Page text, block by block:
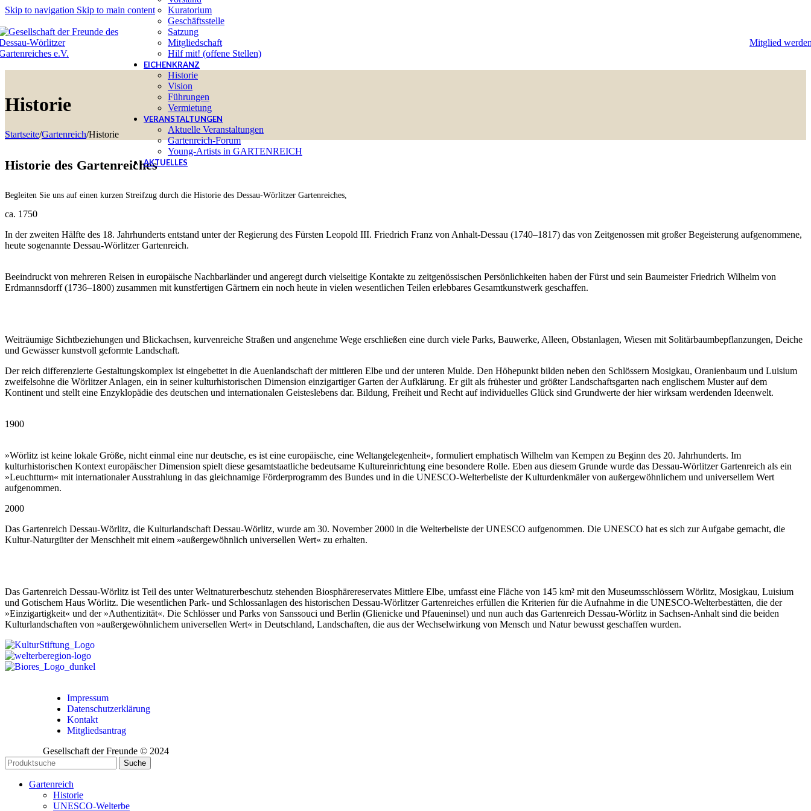
Skip to navigation Skip to main content
Kuratorium
Geschäftsstelle
Satzung
Mitgliedschaft
Hilf mit! (offene Stellen)
EICHENKRANZ
Historie
Vision
Führungen
Vermietung
VERANSTALTUNGEN
Aktuelle Veranstaltungen
Gartenreich-Forum
Young-Artists in GARTENREICH
AKTUELLES
Mitglied
Historie
Startseite/Gartenreich/Historie
Historie des Gartenreiches
Begleiten Sie uns auf einen kurzen Streifzug durch die Historie des Dessau-Wörlitzer Gartenreiches,
ca. 1750
In der zweiten Hälfte des 18. Jahrhunderts entstand unter der Regierung des Fürsten Leopold III. Friedrich Franz von Anhalt-Dessau (1740–1817) das von Zeitgenossen mit großer Begeisterung aufgenommene,
heute sogenannte Dessau-Wörlitzer Gartenreich.
Beeindruckt von mehreren Reisen in europäische Nachbarländer und angeregt durch vielseitige Kontakte zu zeitgenössischen Persönlichkeiten haben der Fürst und sein Baumeister Friedrich Wilhelm von
Erdmannsdorff (1736–1800) zusammen mit kunstfertigen Gärtnern ein noch heute in vielen wesentlichen Teilen erlebbares Gesamtkunstwerk geschaffen.
Weiträumige Sichtbeziehungen und Blickachsen, kurvenreiche Straßen und angenehme Wege erschließen eine durch viele Parks, Bauwerke, Alleen, Obstanlagen, Wiesen mit Solitärbaumbepflanzungen, Deiche
und Gewässer kunstvoll geformte Landschaft.
Der reich differenzierte Gestaltungskomplex ist eingebettet in die Auenlandschaft der mittleren Elbe und der unteren Mulde. Den Höhepunkt bilden neben den Schlössern Mosigkau, Oranienbaum und Luisium
zweifelsohne die Wörlitzer Anlagen, ein in seiner kulturhistorischen Dimension einzigartiger Garten der Aufklärung. Er gilt als frühester und größter Landschaftsgarten nach englischem Muster auf dem
Kontinent und stellt eine Enzyklopädie des deutschen und internationalen Geisteslebens dar. Bildung, Freiheit und Recht auf individuelles Glück sind Grundwerte der hier wirksam werdenden Ideenwelt.
1900
»Wörlitz ist keine lokale Größe, nicht einmal eine nur deutsche, es ist eine europäische, eine Weltangelegenheit«, formuliert emphatisch Wilhelm van Kempen zu Beginn des 20. Jahrhunderts. Im
kulturhistorischen Kontext europäischer Dimension spielt diese gesamtstaatliche bedeutsame Kultureinrichtung eine besondere Rolle. Eben aus diesem Grunde wurde das Dessau-Wörlitzer Gartenreich als ein
»Leuchtturm« mit internationaler Ausstrahlung in das gleichnamige Förderprogramm des Bundes und in die UNESCO-Welterbeliste der Kulturdenkmäler von außergewöhnlichem und universellem Wert
aufgenommen.
2000
Das Gartenreich Dessau-Wörlitz, die Kulturlandschaft Dessau-Wörlitz, wurde am 30. November 2000 in die Welterbeliste derUNESCO aufgenommen. Die UNESCO hat es sich zur Aufgabe gemacht, die
Kultur-Naturgüter der Menschheit mit einem »außergewöhnlich universellen Wert« zu erhalten.
Das Gartenreich Dessau-Wörlitz ist Teil des unter Weltnaturerbeschutz stehenden Biosphärereservates Mittlere Elbe, umfasst eine Fläche von 145 km² mit den Museumsschlössern Wörlitz, Mosigkau, Luisium
und Gotischem Haus Wörlitz. Die wesentlichen Park- und Schlossanlagen des historischen Dessau-Wörlitzer Gartenreiches erfüllen die Kriterien für die Aufnahme in die UNESCO-Welterbestätten, die der
»Einzigartigkeit« und der »Authentizität«. Die Schlösser und Parks von Sanssouci und Berlin (Glienicke und Pfaueninsel) und nun auch das Gartenreich Dessau-Wörlitz in Sachsen-Anhalt sind die beiden
Kulturlandschaften von »außergewöhnlichem universellen Wert« in Deutschland, Landschaften, die aus der Wechselwirkung von Mensch und Natur bewusst geschaffen wurden.
Impressum
Datenschutzerklärung
Kontakt
Mitgliedsantrag
Gesellschaft der Freunde © 2024
Suche
Gartenreich
Historie
UNESCO-Welterbe